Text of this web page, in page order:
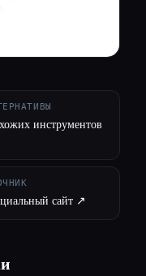
инструментов
сайт ↗︎